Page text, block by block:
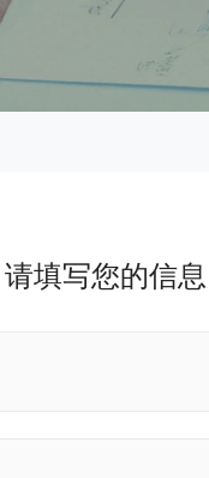
请填写您的信